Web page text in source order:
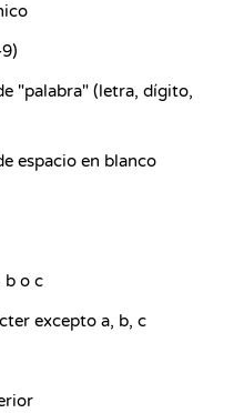
"palabra" (letra, dígito,
espacio en blanco
b o c
excepto a, b, c